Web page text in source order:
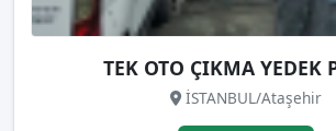
TEK OTO ÇIKMA YEDEK
İSTANBUL/Ataşehir